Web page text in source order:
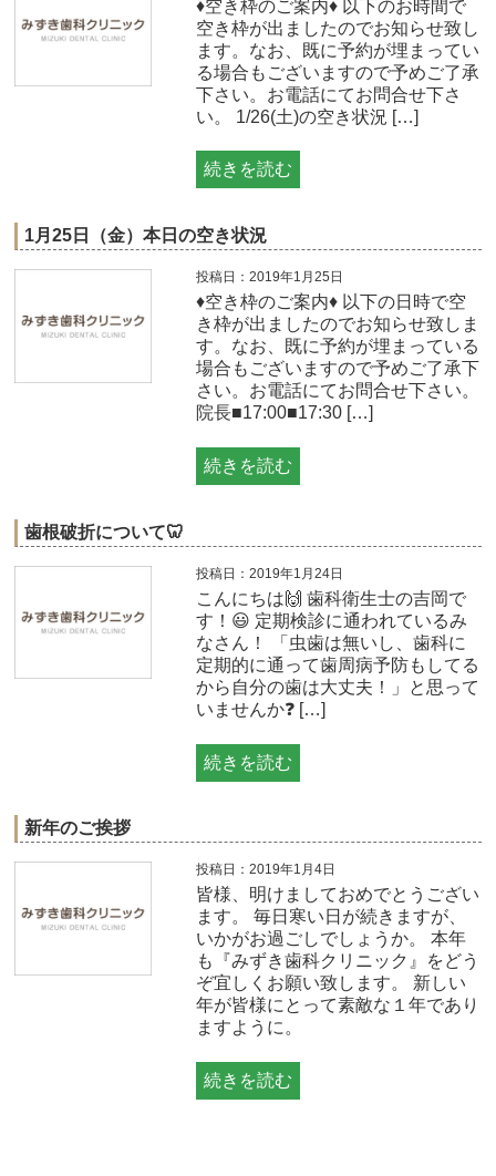
♦空き枠のご案内♦ 以下のお時間で
空き枠が出ましたのでお知らせ致し
ます。なお、既に予約が埋まってい
る場合もございますので予めご了承
下さい。お電話にてお問合せ下さ
い。 1/26(土)の空き状況 […]
続きを読む
1月25日（金）本日の空き状況
投稿日：2019年1月25日
♦空き枠のご案内♦ 以下の日時で空
き枠が出ましたのでお知らせ致しま
す。なお、既に予約が埋まっている
場合もございますので予めご了承下
さい。お電話にてお問合せ下さい。
院長■17:00■17:30 […]
続きを読む
歯根破折について🦷
投稿日：2019年1月24日
こんにちは🙌 歯科衛生士の吉岡で
す！😃 定期検診に通われているみ
なさん！ 「虫歯は無いし、歯科に
定期的に通って歯周病予防もしてる
から自分の歯は大丈夫！」と思って
いませんか❓ […]
続きを読む
新年のご挨拶
投稿日：2019年1月4日
皆様、明けましておめでとうござい
ます。 毎日寒い日が続きますが、
いかがお過ごしでしょうか。 本年
も『みずき歯科クリニック』をどう
ぞ宜しくお願い致します。 新しい
年が皆様にとって素敵な１年であり
ますように。
続きを読む